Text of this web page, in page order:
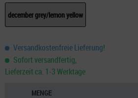
december grey/lemon yellow
Versandkostenfreie Lieferung!
Sofort versandfertig,
Lieferzeit ca. 1-3 Werktage
MENGE